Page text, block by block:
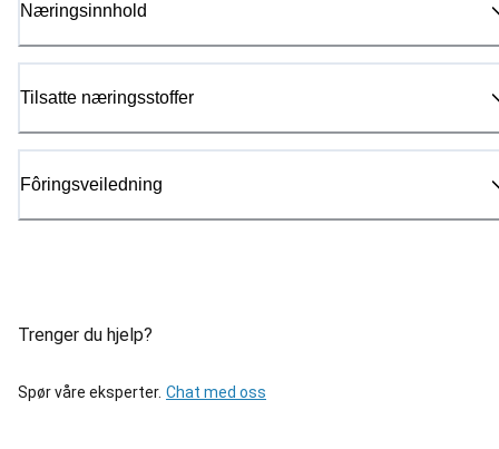
Næringsinnhold
Tilsatte næringsstoffer
Fôringsveiledning
Trenger du hjelp?
Spør våre eksperter. Chat med oss